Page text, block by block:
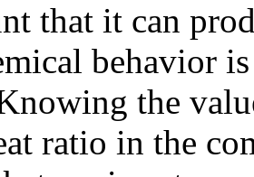
that it can
behavior
the
ratio in the